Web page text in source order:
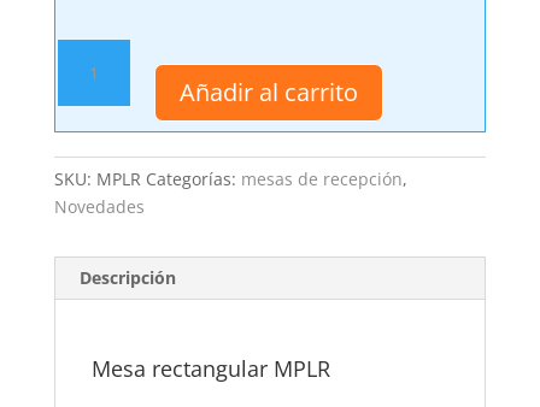
rectangular
MPLR
cantidad
Añadir al carrito
SKU: MPLR Categorías: mesas de recepción,
Novedades
Descripción
Mesa rectangular MPLR